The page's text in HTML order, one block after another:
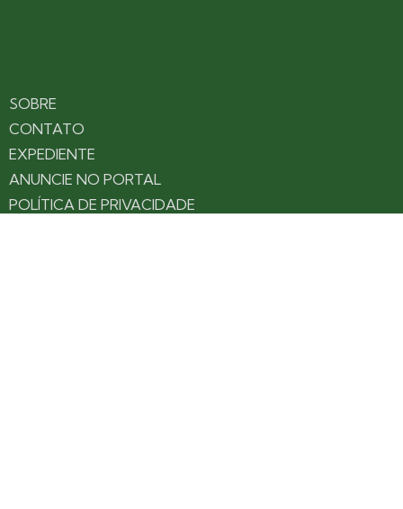
SOBRE
CONTATO
EXPEDIENTE
ANUNCIE NO PORTAL
POLÍTICA DE PRIVACIDADE